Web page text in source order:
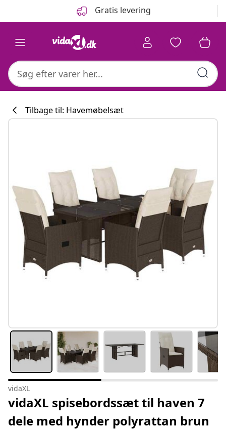
Gratis levering
#sharemevidaxl
Tilbage til: Havemøbelsæt
vidaXL
vidaXL spisebordssæt til haven 7
dele med hynder polyrattan brun